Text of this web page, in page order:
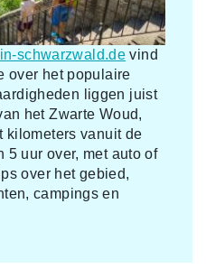
schwarzwald.de vind
over het populaire
liggen juist
het Zwarte Woud,
kilometers vanuit de
5 uur over, met auto of
over het gebied,
campings en